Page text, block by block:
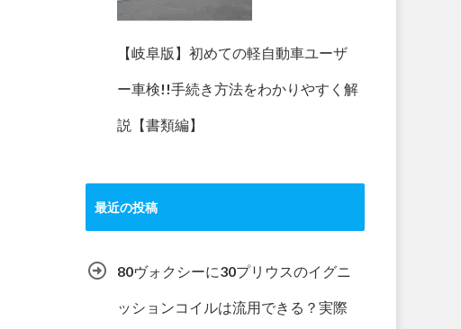
【岐阜版】初めての軽自動車ユーザ
ー車検!!手続き方法をわかりやすく解
説【書類編】
最近の投稿
80ヴォクシーに30プリウスのイグニ
ッションコイルは流用できる？実際